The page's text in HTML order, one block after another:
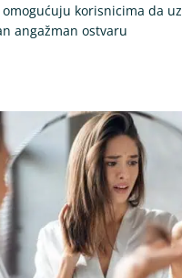
korisnicima da uz
angažman ostvaru